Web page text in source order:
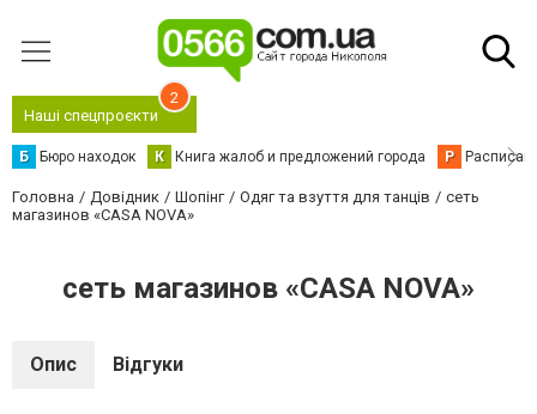
Наші спецпроєкти
2
Б Бюро находок К Книга жалоб и предложений города Р
Головна Довідник Шопінг Одяг та взуття для танців
сеть
магазинов «CASA NOVA»
сеть магазинов «CASA NOVA»
Опис Відгуки